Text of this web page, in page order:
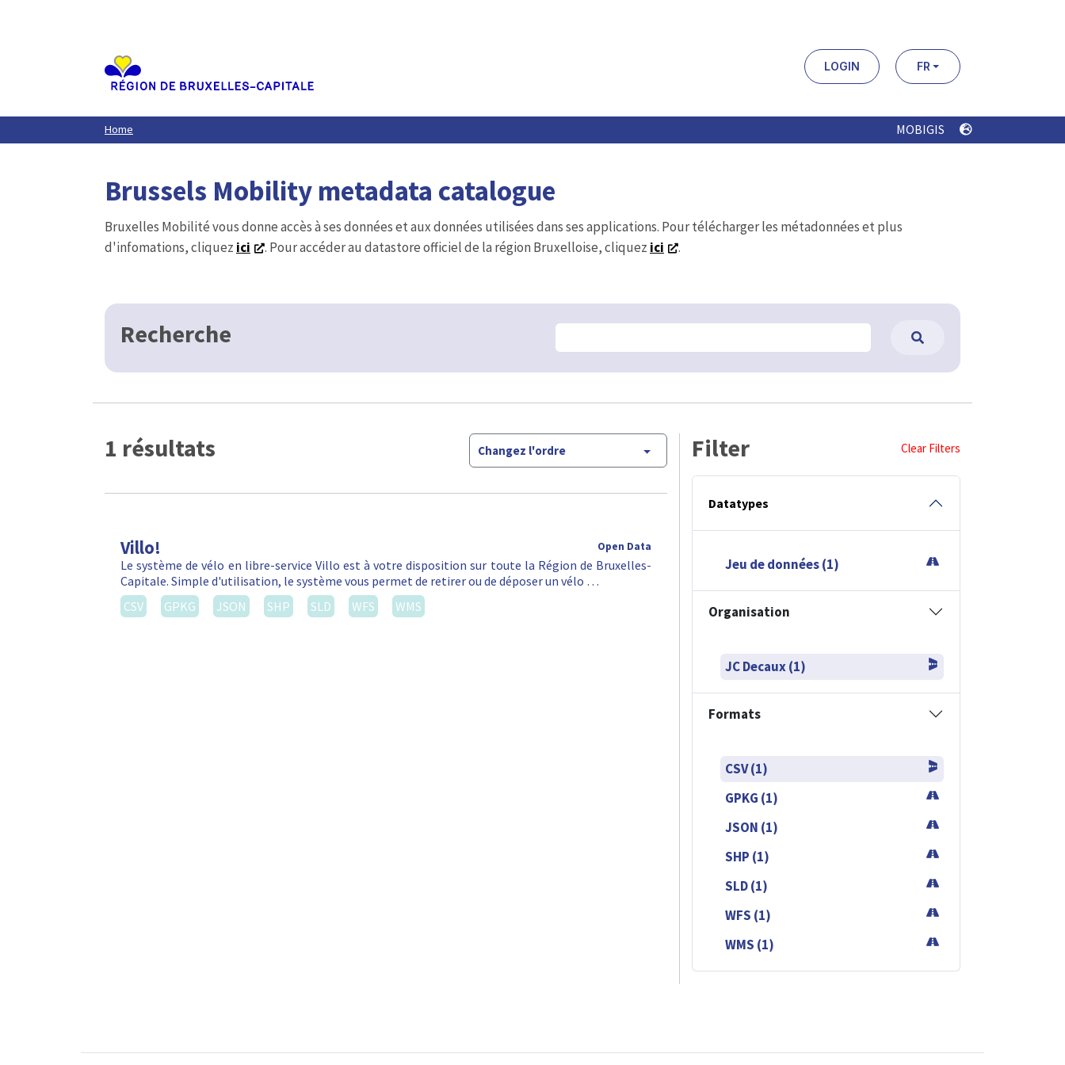
LOGIN FR
Home MOBIGIS
Brussels Mobility metadata catalogue
Bruxelles Mobilité vous donne accès à ses données et aux données utilisées dans ses applications. Pour télécharger les métadonnées et plus
d'infomations, cliquez ici . Pour accéder au datastore officiel de la région Bruxelloise, cliquez ici .
Recherche
1 résultats Changez l'ordre
Villo! Open Data
Le système de vélo en libre-service Villo est à votre disposition sur toute la Région de Bruxelles-
Capitale. Simple d'utilisation, le système vous permet de retirer ou de déposer un vélo …
CSV
GPKG JSON SHP SLD WFS WMS
Filter Clear Filters
Datatypes
Jeu de données (1)
Organisation
JC Decaux (1)
Formats
CSV (1)
GPKG (1)
JSON (1)
SHP (1)
SLD (1)
WFS (1)
WMS (1)